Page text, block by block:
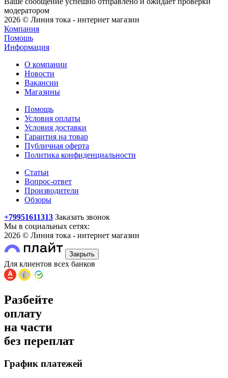
модератором
2026 © Линия тока - интернет магазин
Компания
Помощь
Информация
О компании
Новости
Вакансии
Магазины
Помощь
Условия оплаты
Условия доставки
Гарантия на товар
Публичная оферта
Политика конфиденциальности
Статьи
Вопрос-ответ
Производители
Обзоры
+79951611313 Заказать звонок
Мы в социальных сетях:
2026 © Линия тока - интернет магазин
Закрыть
Для клиентов всех банков
Разбейте
оплату
на части
без переплат
График платежей